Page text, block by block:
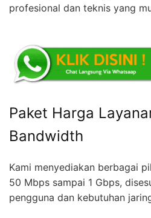
profesional dan teknis yang
Paket Harga
Bandwidth
Kami menyediakan berbagai
50 Mbps sampai 1 Gbps,
pengguna dan kebutuhan